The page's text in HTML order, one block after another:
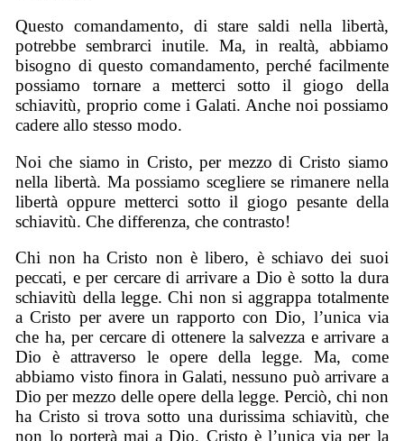
Questo comandamento, di stare saldi nella libertà,
potrebbe sembrarci inutile. Ma, in realtà, abbiamo
bisogno di questo comandamento, perché facilmente
possiamo tornare a metterci sotto il giogo della
schiavitù, proprio come i Galati. Anche noi possiamo
cadere allo stesso modo.
Noi che siamo in Cristo, per mezzo di Cristo siamo
nella libertà. Ma possiamo scegliere se rimanere nella
libertà oppure metterci sotto il giogo pesante della
schiavitù. Che differenza, che contrasto!
Chi non ha Cristo non è libero, è schiavo dei suoi
peccati, e per cercare di arrivare a Dio è sotto la dura
schiavitù della legge. Chi non si aggrappa totalmente
a Cristo per avere un rapporto con Dio, l’unica via
che ha, per cercare di ottenere la salvezza e arrivare a
Dio è attraverso le opere della legge. Ma, come
abbiamo visto finora in Galati, nessuno può arrivare a
Dio per mezzo delle opere della legge. Perciò, chi non
ha Cristo si trova sotto una durissima schiavitù, che
non lo porterà mai a Dio. Cristo è l’unica via per la